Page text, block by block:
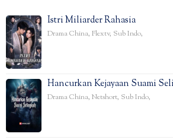
Istri Miliarder Rahasia
Drama China, Flextv, Sub Indo,
Hancurkan Kejayaan Suami
Drama China, Netshort, Sub Indo,